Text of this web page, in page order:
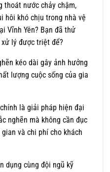
thoát nước chảy chậm,
hôi khó chịu trong nhà vệ
Vĩnh Yên? Bạn đã thử
lý được triệt để?
kéo dài gây ảnh hưởng
lượng cuộc sống của gia
chính là giải pháp hiện đại
nghẽn mà không cần đục
và chi phí cho khách
dụng cùng đội ngũ kỹ